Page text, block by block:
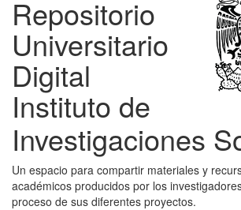
Repositorio
Universitario
Digital
Instituto de
Investigaciones
Un espacio para compartir materiales y
académicos producidos por los
proceso de sus diferentes proyectos.